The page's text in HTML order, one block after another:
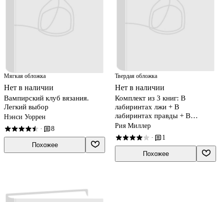
Мягкая обложка
Нет в наличии
Вампирский клуб вязания.
Легкий выбор
Нэнси Уоррен
· 8
Похожее
Твердая обложка
Нет в наличии
Комплект из 3 книг: В
лабиринтах лжи + В
лабиринтах правды + В
лабиринтах правосудия
Рия Миллер
· 1
Похожее